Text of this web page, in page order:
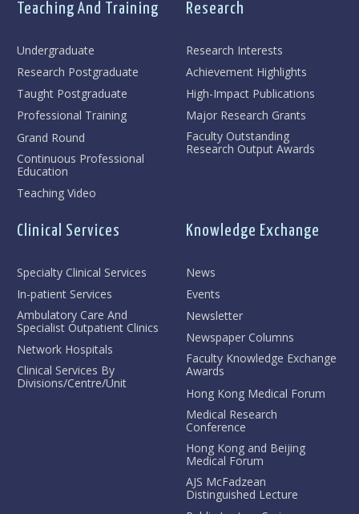
Teaching And Training
Undergraduate
Research Postgraduate
Taught Postgraduate
Professional Training
Grand Round
Continuous Professional
Education
Teaching Video
Research
Research Interests
Achievement Highlights
High-Impact Publications
Major Research Grants
Faculty Outstanding
Research Output Awards
Clinical Services
Specialty Clinical Services
In-patient Services
Ambulatory Care And
Specialist Outpatient Clinics
Network Hospitals
Clinical Services By
Divisions/Centre/Unit
Knowledge Exchange
News
Events
Newsletter
Newspaper Columns
Faculty Knowledge Exchange
Awards
Hong Kong Medical Forum
Medical Research
Conference
Hong Kong and Beijing
Medical Forum
AJS McFadzean
Distinguished Lecture